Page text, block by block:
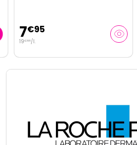
7€95
€ 88/l.